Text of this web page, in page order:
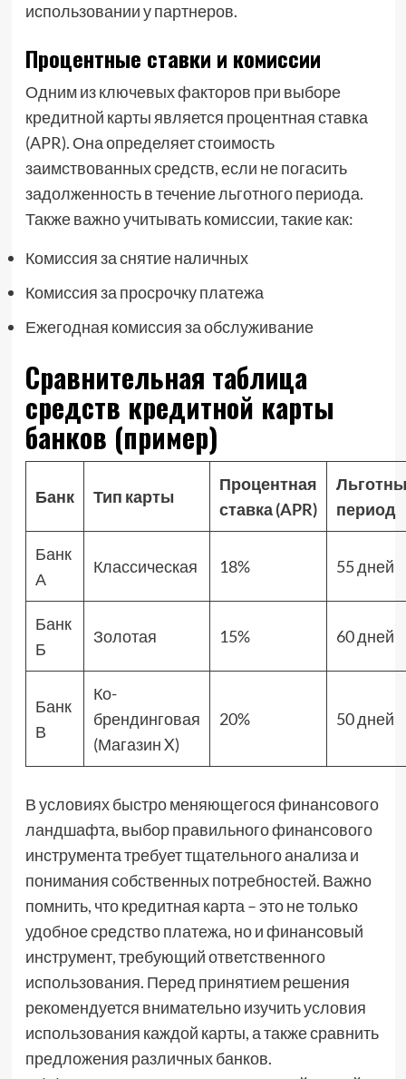
использовании у партнеров.
Процентные ставки и комиссии
Одним из ключевых факторов при выборе
кредитной карты является процентная ставка
(APR). Она определяет стоимость
заимствованных средств, если не погасить
задолженность в течение льготного периода.
Также важно учитывать комиссии, такие как:
Комиссия за снятие наличных
Комиссия за просрочку платежа
Ежегодная комиссия за обслуживание
Сравнительная таблица
средств кредитной карты
банков (пример)
Банк Тип карты
Процентная
ставка (APR)
период
Банк
А
Классическая 18% 55 дней
Банк
Б
Золотая 15% 60 дней
Банк
В
Ко-
брендинговая
(Магазин X)
20% 50 дней
В условиях быстро меняющегося финансового
ландшафта, выбор правильного финансового
инструмента требует тщательного анализа и
понимания собственных потребностей. Важно
помнить, что кредитная карта – это не только
удобное средство платежа, но и финансовый
инструмент, требующий ответственного
использования. Перед принятием решения
рекомендуется внимательно изучить условия
использования каждой карты, а также сравнить
предложения различных банков.